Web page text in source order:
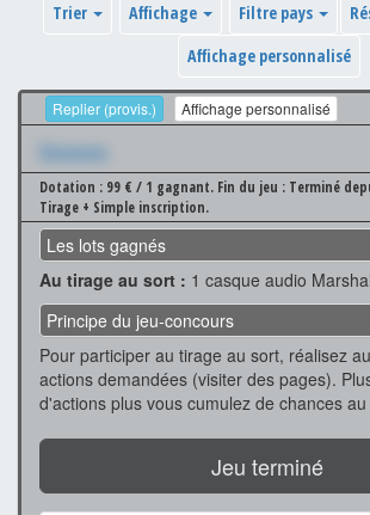
Trier Affichage Filtre pays
Affichage personnalisé
Replier (provis.) Affichage personnalisé
Xxxxxxx
Dotation : 99 € / 1 gagnant. Fin du jeu : Terminé
Tirage + Simple inscription.
Les lots gagnés
Au tirage au sort : 1 casque audio
Principe du jeu-concours
Pour participer au tirage au sort, réalisez
actions demandées (visiter des pages).
d'actions plus vous cumulez de chances
Jeu terminé